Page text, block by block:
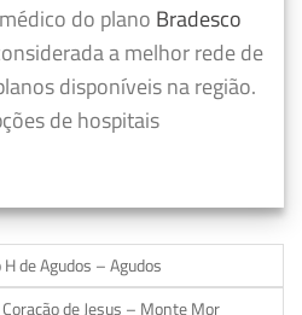
do plano Bradesco
a melhor rede de
disponíveis na região.
de hospitais
de Agudos – Agudos
de Jesus – Monte Mor